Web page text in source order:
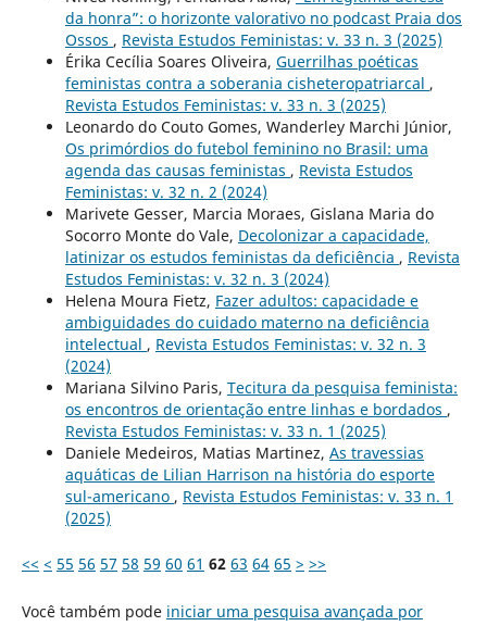
da honra”: o horizonte valorativo no podcast Praia dos
Ossos , Revista Estudos Feministas: v. 33 n. 3 (2025)
Érika Cecília Soares Oliveira, Guerrilhas poéticas
feministas contra a soberania cisheteropatriarcal ,
Revista Estudos Feministas: v. 33 n. 3 (2025)
Leonardo do Couto Gomes, Wanderley Marchi Júnior,
Os primórdios do futebol feminino no Brasil: uma
agenda das causas feministas , Revista Estudos
Feministas: v. 32 n. 2 (2024)
Marivete Gesser, Marcia Moraes, Gislana Maria do
Socorro Monte do Vale, Decolonizar a capacidade,
latinizar os estudos feministas da deficiência , Revista
Estudos Feministas: v. 32 n. 3 (2024)
Helena Moura Fietz, Fazer adultos: capacidade e
ambiguidades do cuidado materno na deficiência
intelectual , Revista Estudos Feministas: v. 32 n. 3
(2024)
Mariana Silvino Paris, Tecitura da pesquisa feminista:
os encontros de orientação entre linhas e bordados ,
Revista Estudos Feministas: v. 33 n. 1 (2025)
Daniele Medeiros, Matias Martinez, As travessias
aquáticas de Lilian Harrison na história do esporte
sul-americano , Revista Estudos Feministas: v. 33 n. 1
(2025)
<< < 55 56 57 58 59 60 61 62 63 64 65 > >>
Você também pode iniciar uma pesquisa avançada por